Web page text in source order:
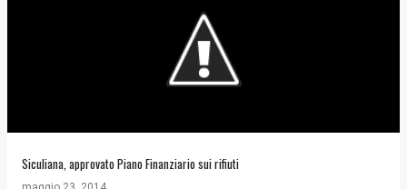
Siculiana, approvato Piano Finanziario sui rifiuti